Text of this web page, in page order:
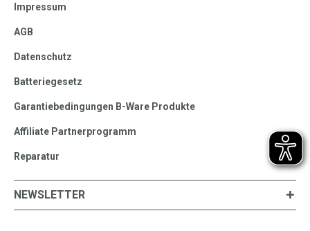
Impressum
AGB
Datenschutz
Batteriegesetz
Garantiebedingungen B-Ware Produkte
Affiliate Partnerprogramm
Reparatur
NEWSLETTER